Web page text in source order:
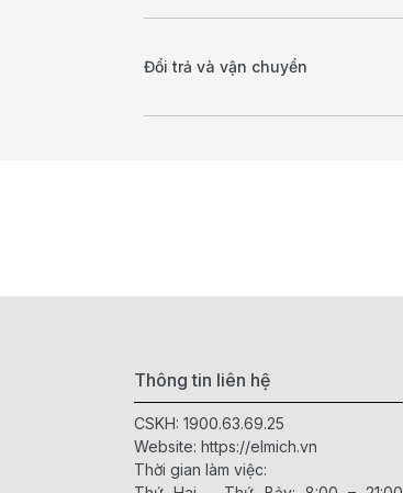
Đổi trả và vận chuyển
Thông tin liên hệ
CSKH: 1900.63.69.25
Website: https://elmich.vn
Thời gian làm việc: